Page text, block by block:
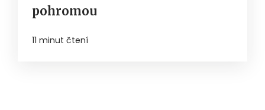
pohromou
11 minut čtení